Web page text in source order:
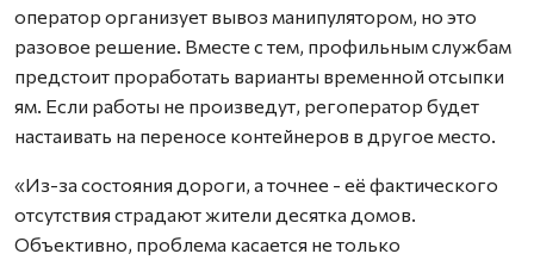
оператор организует вывоз манипулятором, но это
разовое решение. Вместе с тем, профильным службам
предстоит проработать варианты временной отсыпки
ям. Если работы не произведут, регоператор будет
настаивать на переносе контейнеров в другое место.
«Из-за состояния дороги, а точнее - её фактического
отсутствия страдают жители десятка домов.
Объективно, проблема касается не только